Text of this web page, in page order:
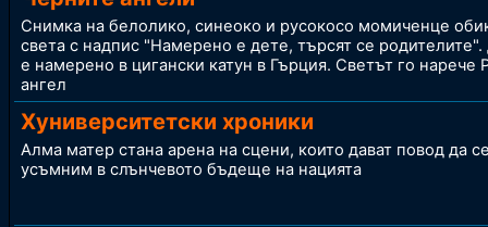
Снимка на белолико, синеоко и русокосо момиченце
света с надпис "Намерено е дете, търсят се
е намерено в цигански катун в Гърция. Светът го нарече
ангел
Хуниверситетски хроники
Алма матер стана арена на сцени, които дават повод да
усъмним в слънчевото бъдеще на нацията